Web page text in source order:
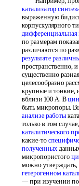
катализатор
выраженную
корпускулярного
дифференциальная
по размерам
различаются по
результате
пространственно,
существенно
целесообразно
крупные и тонкие,
вблизи 100 А. В
быть микропоры.
анализе работы
только в том
каталитического
какие-то
полученных
микропористого
можно утверждать,
гетерогенном
— при изучении